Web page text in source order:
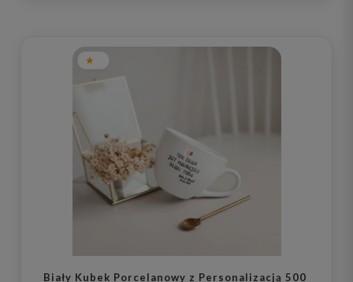
Biały Kubek Porcelanowy z Personalizacją 500